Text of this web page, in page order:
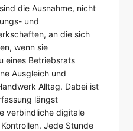
die Ausnahme, nicht
und
an die sich
wenn sie
eines Betriebsrats
Ausgleich und
Alltag. Dabei ist
längst
verbindliche digitale
Jede Stunde